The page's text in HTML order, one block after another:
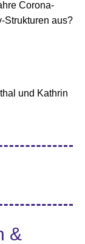
Corona-
Strukturen aus?
und Kathrin
&